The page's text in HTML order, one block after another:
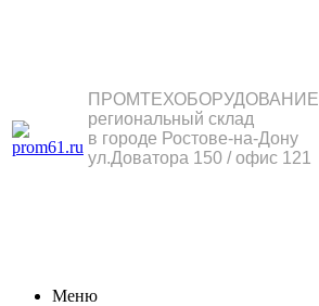
ПРОМТЕХОБОРУДОВАНИЕ
региональный склад
в городе Ростове-на-Дону
ул.Доватора 150 / офис 121
Меню